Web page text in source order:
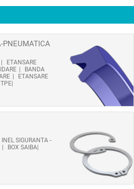
PNEUMATICA
ETANSARE
BANDA
ETANSARE
INEL SIGURANTA -
BOX SAIBA